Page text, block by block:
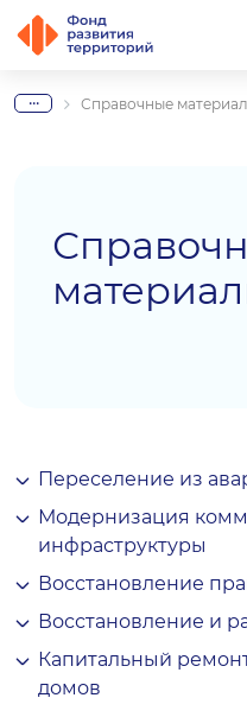
... Справочные
Переселение из
Модернизация
инфраструктуры
Восстановление
Восстановление и
Капитальный
домов